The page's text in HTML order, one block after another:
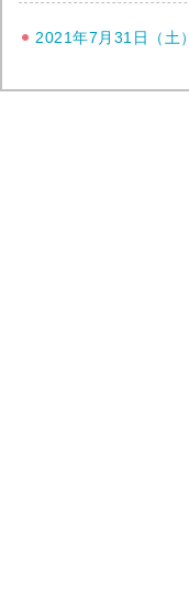
2021年7月31日（土）